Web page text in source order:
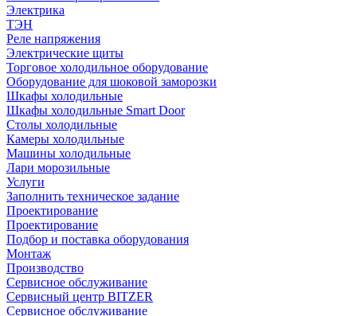
Электрика
ТЭН
Реле напряжения
Электрические щиты
Торговое холодильное оборудование
Оборудование для шоковой заморозки
Шкафы холодильные
Шкафы холодильные Smart Door
Столы холодильные
Камеры холодильные
Машины холодильные
Лари морозильные
Услуги
Заполнить техническое задание
Проектирование
Проектирование
Подбор и поставка оборудования
Монтаж
Производство
Сервисное обслуживание
Сервисный центр BITZER
Сервисное обслуживание